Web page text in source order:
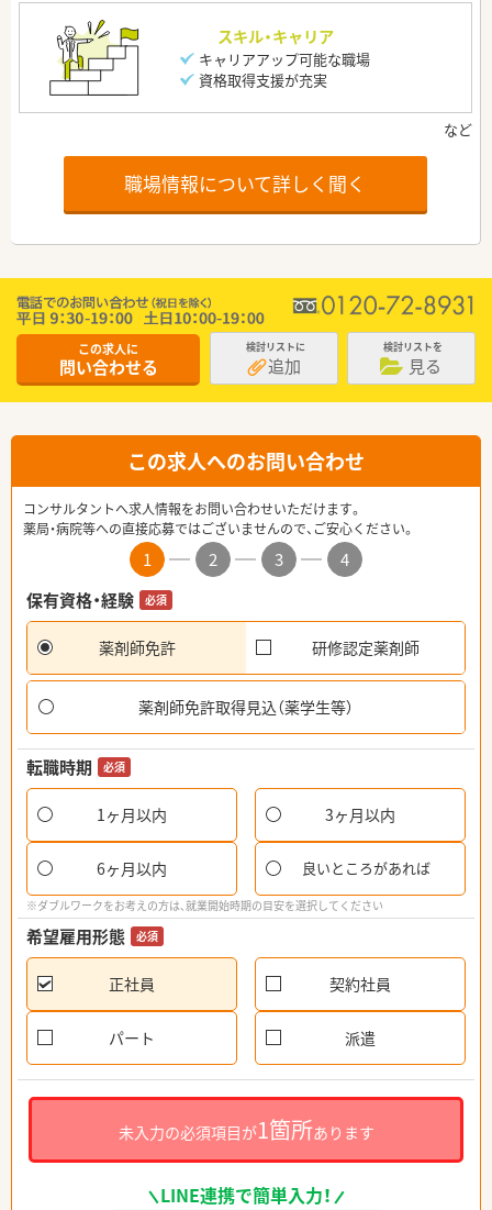
スキル・キャリア
キャリアアップ可能な職場
資格取得支援が充実
職場情報について詳しく聞く
この求人に
問い合わせる
検討リストに
追加
検討リストを
見る
この求人へのお問い合わせ
コンサルタントへ求人情報をお問い合わせいただけます。
薬局・病院等への直接応募ではございませんので、ご安心ください。
1 2 3
4
保有資格・経験
必須
薬剤師免許 研修認定薬剤師
薬剤師免許取得見込（薬学生等）
転職時期 必須
1ヶ月以内 3ヶ月以内
6ヶ月以内 良いところがあれば
※ダブルワークをお考えの方は、就業開始時期の目安を選択してください
希望雇用形態 必須
正社員 契約社員
パート 派遣
未入力の必須項目が1箇所あります
LINE連携で簡単入力！